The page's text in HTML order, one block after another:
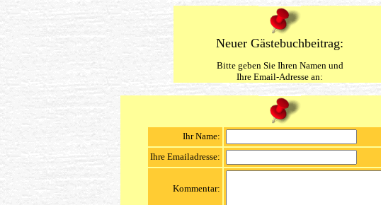
Neuer Gästebuchbeitrag:
Bitte geben Sie Ihren Namen und
Ihre Email-Adresse an:
Ihr Name:
Ihre Emailadresse:
Kommentar: